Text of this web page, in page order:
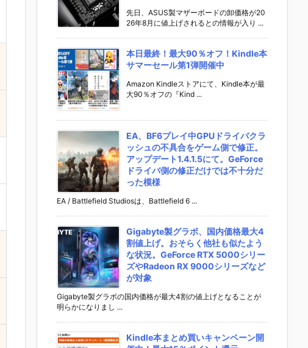
先日、ASUS製マザーボードの卸価格が20
26年8月に値上げされるとの情報が入り ...
本日最終！最大90％オフ！Kindle本
サマーセール第1弾開催中
Amazon Kindleストアにて、Kindle本が最
大90％オフの『Kind ...
EA、BF6プレイ中GPUドライバクラ
ッシュの不具合をゲーム側で修正。
アップデート1.4.1.5にて。GeForce
ドライバ側の修正だけでは不十分だ
った模様
EA / Battlefield Studiosは、Battlefield 6 ...
Gigabyte製グラボ、国内価格最大4
割値上げ。おそらく他社も似たよう
な状況。GeForce RTX 5000シリー
ズやRadeon RX 9000シリーズなど
が対象
Gigabyte製グラボの国内価格が最大4割の値上げとなることが
明らかになりまし ...
Kindle本まとめ買いキャンペーン開